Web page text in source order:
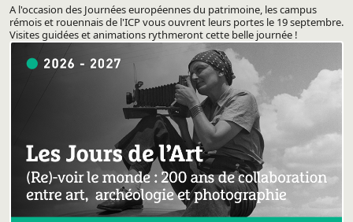
A l'occasion des Journées européennes du patrimoine, les campus
rémois et rouennais de l'ICP vous ouvrent leurs portes le 19 septembre.
Visites guidées et animations rythmeront cette belle journée !